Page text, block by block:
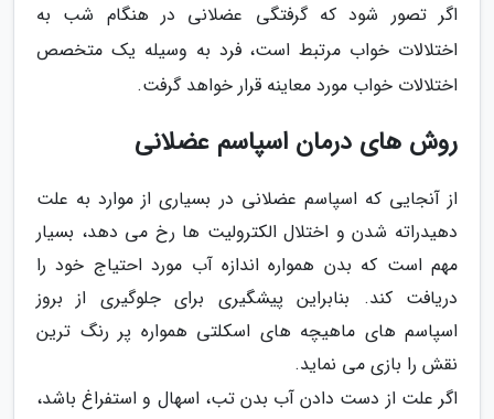
اگر تصور شود که گرفتگی عضلانی در هنگام شب به
اختلالات خواب مرتبط است، فرد به وسیله یک متخصص
اختلالات خواب مورد معاینه قرار خواهد گرفت.
روش های درمان اسپاسم عضلانی
از آنجایی که اسپاسم عضلانی در بسیاری از موارد به علت
دهیدراته شدن و اختلال الکترولیت ها رخ می دهد، بسیار
مهم است که بدن همواره اندازه آب مورد احتیاج خود را
دریافت کند. بنابراین پیشگیری برای جلوگیری از بروز
اسپاسم های ماهیچه های اسکلتی همواره پر رنگ ترین
نقش را بازی می نماید.
اگر علت از دست دادن آب بدن تب، اسهال و استفراغ باشد،